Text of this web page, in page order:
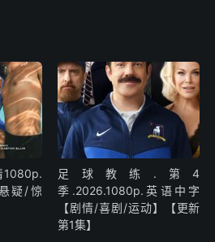
1080p.
疑/惊
足球教练.第4
季.2026.1080p.英语中字
【剧情/喜剧/运动】【更新
第1集】